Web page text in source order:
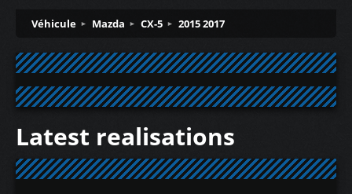
Véhicule Mazda CX-5 2015 2017
Latest realisations